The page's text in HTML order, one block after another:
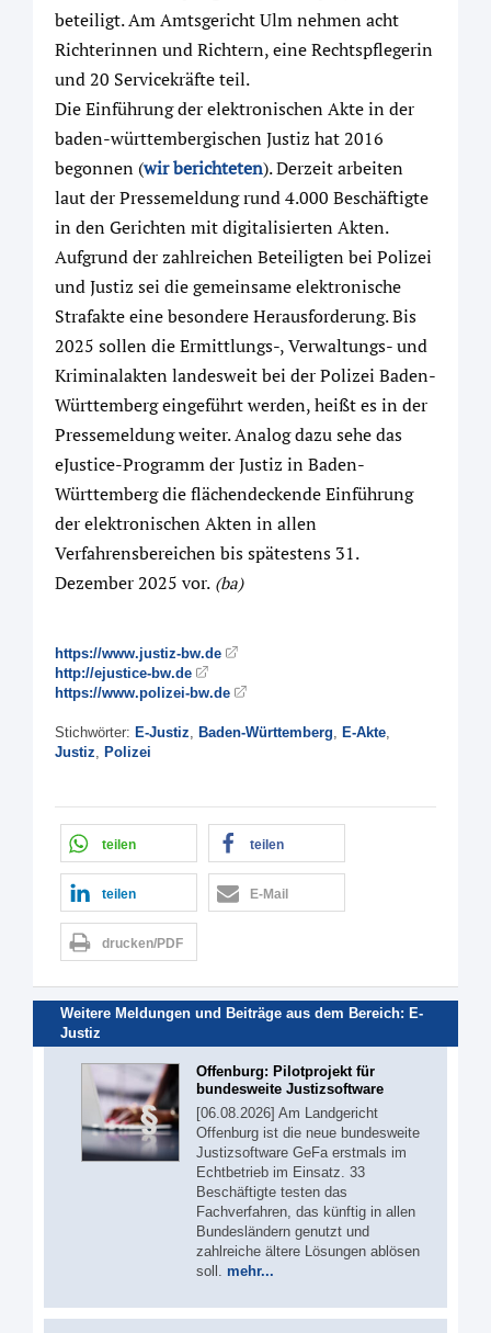
beteiligt. Am Amtsgericht Ulm nehmen acht
Richterinnen und Richtern, eine Rechtspflegerin
und 20 Servicekräfte teil.
Die Einführung der elektronischen Akte in der
baden-württembergischen Justiz hat 2016
begonnen (wir berichteten). Derzeit arbeiten
laut der Pressemeldung rund 4.000 Beschäftigte
in den Gerichten mit digitalisierten Akten.
Aufgrund der zahlreichen Beteiligten bei Polizei
und Justiz sei die gemeinsame elektronische
Strafakte eine besondere Herausforderung. Bis
2025 sollen die Ermittlungs-, Verwaltungs- und
Kriminalakten landesweit bei der Polizei Baden-
Württemberg eingeführt werden, heißt es in der
Pressemeldung weiter. Analog dazu sehe das
eJustice-Programm der Justiz in Baden-
Württemberg die flächendeckende Einführung
der elektronischen Akten in allen
Verfahrensbereichen bis spätestens 31.
Dezember 2025 vor. (ba)
https://www.justiz-bw.de
http://ejustice-bw.de
https://www.polizei-bw.de
Stichwörter: E-Justiz Baden-Württemberg E-Akte
Justiz
Polizei
teilen teilen
teilen E-Mail
drucken/PDF
Weitere Meldungen und Beiträge aus dem Bereich: E-
Justiz
Offenburg: Pilotprojekt für
bundesweite Justizsoftware
[06.08.2026] Am Landgericht
Offenburg ist die neue bundesweite
Justizsoftware GeFa erstmals im
Echtbetrieb im Einsatz. 33
Beschäftigte testen das
Fachverfahren, das künftig in allen
Bundesländern genutzt und
zahlreiche ältere Lösungen ablösen
soll. mehr...